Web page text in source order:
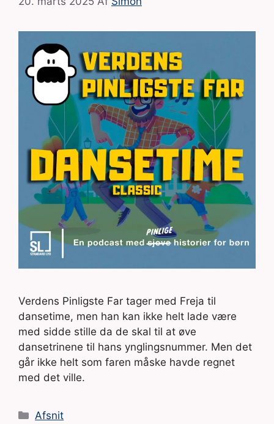
Verdens Pinligste Far tager med Freja til
dansetime, men han kan ikke helt lade være
med sidde stille da de skal til at øve
dansetrinene til hans ynglingsnummer. Men det
går ikke helt som faren måske havde regnet
med det ville.
Kategorier
Afsnit